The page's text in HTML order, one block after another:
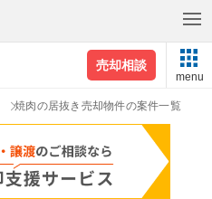
売却相談
menu
焼肉の居抜き売却物件の案件一覧